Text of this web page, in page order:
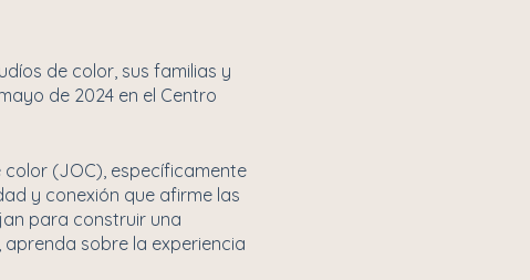
de color, sus familias y
de 2024 en el Centro
color (JOC), específicamente
y conexión que afirme las
para construir una
aprenda sobre la experiencia